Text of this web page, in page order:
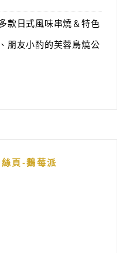
款日式風味串燒＆特色
朋友小酌的芙蓉鳥燒公
頁-鵝莓派